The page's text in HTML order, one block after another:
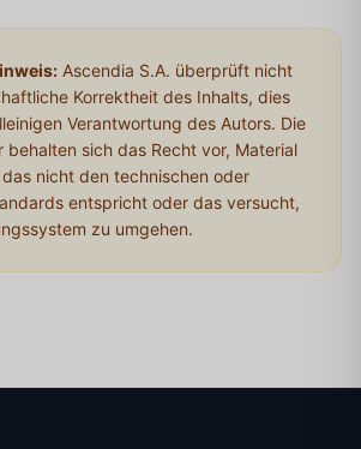
Ascendia S.A. überprüft nicht
Korrektheit des Inhalts, dies
Verantwortung des Autors. Die
behalten sich das Recht vor, Material
nicht den technischen oder
entspricht oder das versucht,
zu umgehen.